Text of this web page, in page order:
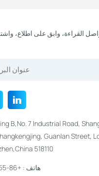
القراءة، وابق على اطلاع،
B,No. 7 Industrial Road,
Guanlan Street,
518110
هاتف : +86-0755 26554636